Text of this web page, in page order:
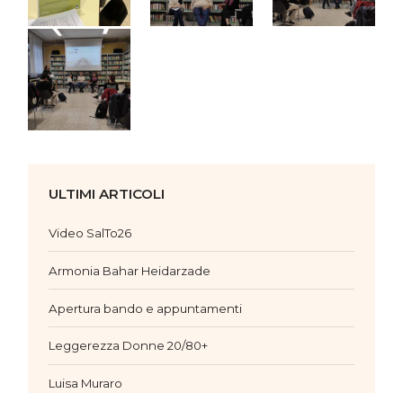
ULTIMI ARTICOLI
Video SalTo26
Armonia Bahar Heidarzade
Apertura bando e appuntamenti
Leggerezza Donne 20/80+
Luisa Muraro